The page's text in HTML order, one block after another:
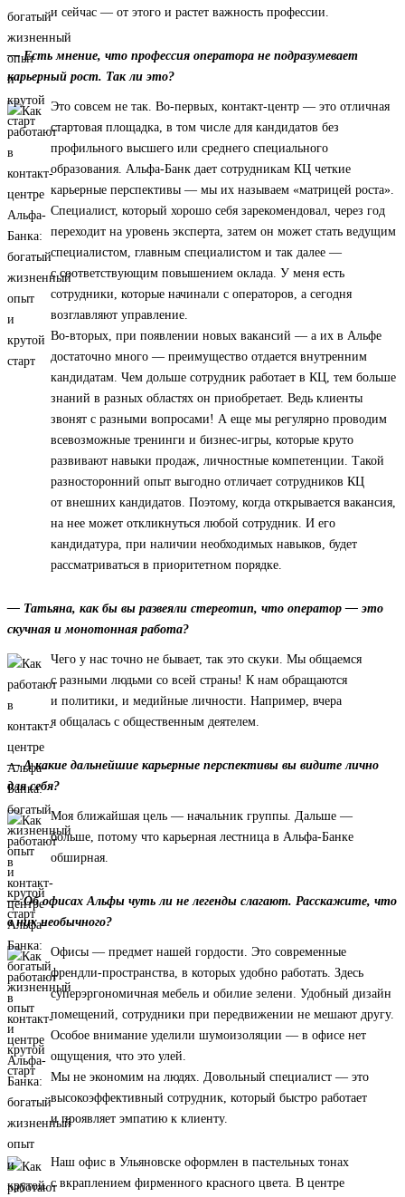
и сейчас — от этого и растет важность профессии.
— Есть мнение, что профессия оператора не подразумевает
карьерный рост. Так ли это?
Это совсем не так. Во-первых, контакт-центр — это отличная
стартовая площадка, в том числе для кандидатов без
профильного высшего или среднего специального
образования. Альфа-Банк дает сотрудникам КЦ четкие
карьерные перспективы — мы их называем «матрицей роста».
Специалист, который хорошо себя зарекомендовал, через год
переходит на уровень эксперта, затем он может стать ведущим
специалистом, главным специалистом и так далее —
с соответствующим повышением оклада. У меня есть
сотрудники, которые начинали с операторов, а сегодня
возглавляют управление.
Во-вторых, при появлении новых вакансий — а их в Альфе
достаточно много — преимущество отдается внутренним
кандидатам. Чем дольше сотрудник работает в КЦ, тем больше
знаний в разных областях он приобретает. Ведь клиенты
звонят с разными вопросами! А еще мы регулярно проводим
всевозможные тренинги и бизнес-игры, которые круто
развивают навыки продаж, личностные компетенции. Такой
разносторонний опыт выгодно отличает сотрудников КЦ
от внешних кандидатов. Поэтому, когда открывается вакансия,
на нее может откликнуться любой сотрудник. И его
кандидатура, при наличии необходимых навыков, будет
рассматриваться в приоритетном порядке.
— Татьяна, как бы вы развеяли стереотип, что оператор — это
скучная и монотонная работа?
Чего у нас точно не бывает, так это скуки. Мы общаемся
с разными людьми со всей страны! К нам обращаются
и политики, и медийные личности. Например, вчера
я общалась с общественным деятелем.
— А какие дальнейшие карьерные перспективы вы видите лично
для себя?
Моя ближайшая цель — начальник группы. Дальше —
больше, потому что карьерная лестница в Альфа-Банке
обширная.
— Об офисах Альфы чуть ли не легенды слагают. Расскажите, что
в них необычного?
Офисы — предмет нашей гордости. Это современные
френдли-пространства, в которых удобно работать. Здесь
суперэргономичная мебель и обилие зелени. Удобный дизайн
помещений, сотрудники при передвижении не мешают другу.
Особое внимание уделили шумоизоляции — в офисе нет
ощущения, что это улей.
Мы не экономим на людях. Довольный специалист — это
высокоэффективный сотрудник, который быстро работает
и проявляет эмпатию к клиенту.
Наш офис в Ульяновске оформлен в пастельных тонах
с вкраплением фирменного красного цвета. В центре